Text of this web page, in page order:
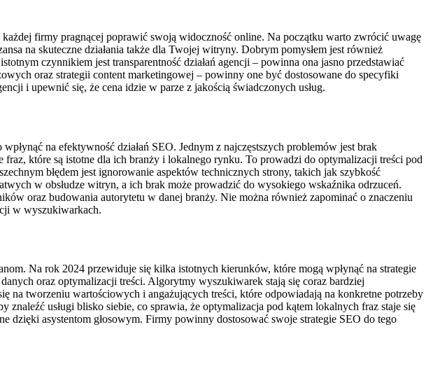
firmy pragnącej poprawić swoją widoczność online. Na początku warto zwrócić uwagę
na skuteczne działania także dla Twojej witryny. Dobrym pomysłem jest również
czynnikiem jest transparentność działań agencji – powinna ona jasno przedstawiać
oraz strategii content marketingowej – powinny one być dostosowane do specyfiki
i upewnić się, że cena idzie w parze z jakością świadczonych usług.
na efektywność działań SEO. Jednym z najczęstszych problemów jest brak
które są istotne dla ich branży i lokalnego rynku. To prowadzi do optymalizacji treści pod
błędem jest ignorowanie aspektów technicznych strony, takich jak szybkość
w obsłudze witryn, a ich brak może prowadzić do wysokiego wskaźnika odrzuceń.
oraz budowania autorytetu w danej branży. Nie można również zapominać o znaczeniu
w wyszukiwarkach.
Na rok 2024 przewiduje się kilka istotnych kierunków, które mogą wpłynąć na strategie
oraz optymalizacji treści. Algorytmy wyszukiwarek stają się coraz bardziej
tworzeniu wartościowych i angażujących treści, które odpowiadają na konkretne potrzeby
usługi blisko siebie, co sprawia, że optymalizacja pod kątem lokalnych fraz staje się
dzięki asystentom głosowym. Firmy powinny dostosować swoje strategie SEO do tego